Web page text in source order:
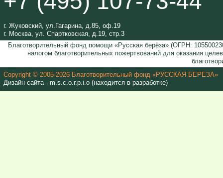
г. Жуковский, ул.Гагарина, д.85, оф.19
г. Москва, ул. Спартковская, д.19, стр.3
Благотворительный фонд помощи «Русская берёза» (ОГРН:
налогом благотворительных пожертвований для оказания
Copyright © 2005-2026 Благотворительный фонд «РУССКАЯ БЕРЕЗА»
Дизайн сайта - m.s.c.o.r.p.i.o (находится в разработке)